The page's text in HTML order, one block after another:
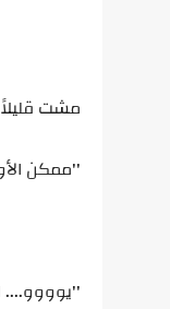
مشت
''ممكن
''يوووو....